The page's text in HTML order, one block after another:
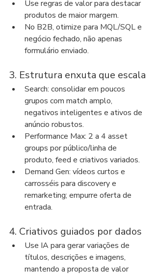
Use regras de valor para destacar
produtos de maior margem.
No B2B, otimize para MQL/SQL e
negócio fechado, não apenas
formulário enviado.
3. Estrutura enxuta que escala
Search: consolidar em poucos
grupos com match amplo,
negativos inteligentes e ativos de
anúncio robustos.
Performance Max: 2 a 4 asset
groups por público/linha de
produto, feed e criativos variados.
Demand Gen: vídeos curtos e
carrosséis para discovery e
remarketing; empurre oferta de
entrada.
4. Criativos guiados por dados
Use IA para gerar variações de
títulos, descrições e imagens,
mantendo a proposta de valor